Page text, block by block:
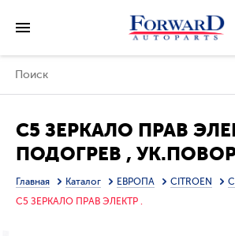
C5 ЗЕРКАЛО ПРАВ
ПОДОГРЕВ ,
ДАТЧИК 9 КОНТ
(ТАЙВАНЬ)
Главная Каталог ЕВРОПА CITROEN
C5 ЗЕРКАЛО ПРАВ ЭЛЕКТР .